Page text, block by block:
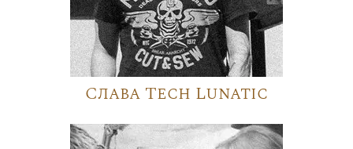
Слава Tech Lunatic